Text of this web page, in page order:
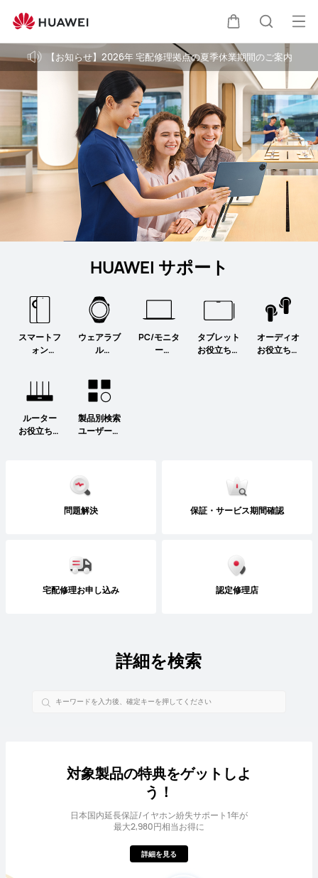
ポ
ー
カ
ー
ト
検
索
オ
ー
プ
ン
メ
ニ
ュ
【お知らせ】2026年 宅配修理拠点の夏季休業期間のご案内
HUAWEI サポート
スマートフ
ォン
ウェアラブ
ル
PC/モニタ
ー
タブレット
お役立ち情
オーディオ
お役立ち情
ルーター
お役立ち情
製品別検索
ユーザーガ
問題解決 保証・サービス期間確認
宅配修理お申し込み 認定修理店
詳細を検索
対象製品の特典をゲットしよ
う！
日本国内延長保証/イヤホン紛失サポート1年が
最大2,980円相当お得に
詳細を見る